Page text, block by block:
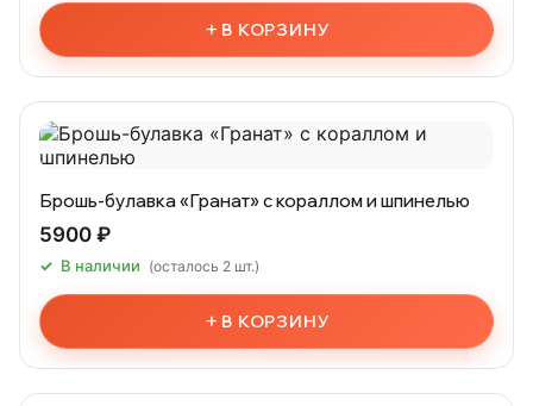
+ В КОРЗИНУ
Брошь-булавка «Гранат» с кораллом и шпинелью
5900 ₽
В наличии (осталось 2 шт.)
+ В КОРЗИНУ